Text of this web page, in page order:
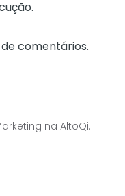
comentários.
na AltoQi.